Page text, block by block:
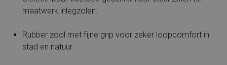
maatwerk inlegzolen.
Rubber zool met fijne grip voor zeker loopcomfort in
stad en natuur.